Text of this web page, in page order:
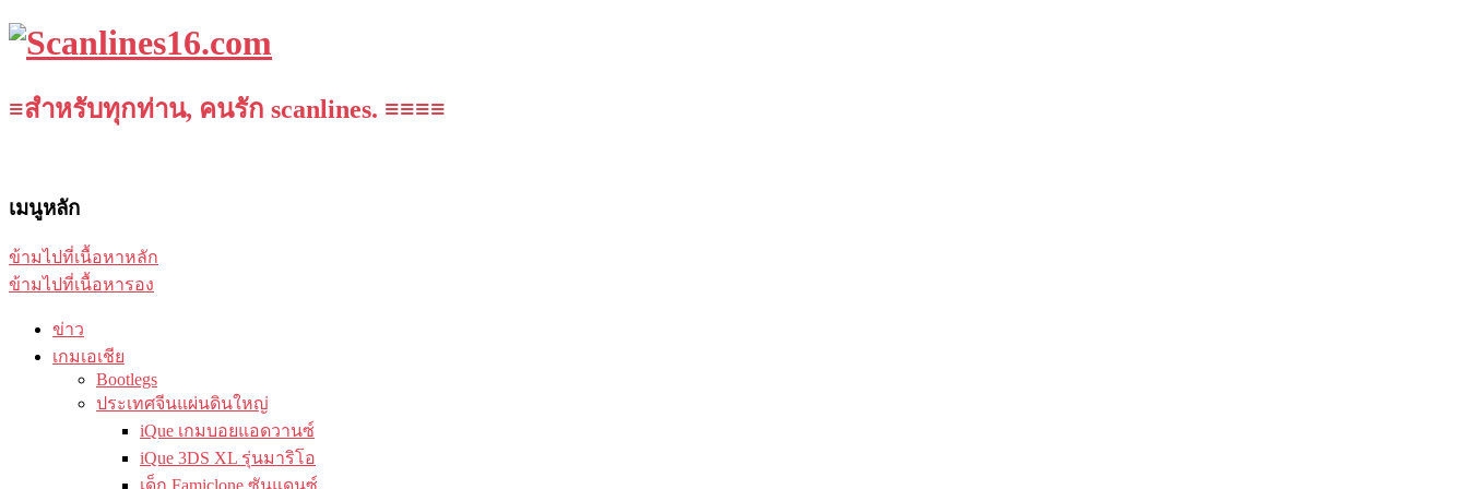
≡สำหรับทุกท่าน, คนรัก scanlines. ≡≡≡≡
เมนูหลัก
ข้ามไปที่เนื้อหาหลัก
ข้ามไปที่เนื้อหารอง
ข่าว
เกมเอเชีย
Bootlegs
ประเทศจีนแผ่นดินใหญ่
iQue เกมบอยแอดวานซ์
iQue 3DS XL รุ่นมาริโอ